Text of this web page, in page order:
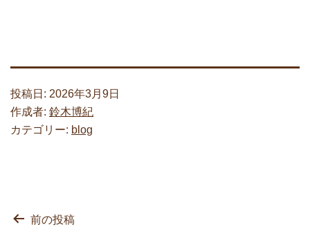
投稿日: 2026年3月9日
作成者: 鈴木博紀
カテゴリー: blog
投 前の投稿